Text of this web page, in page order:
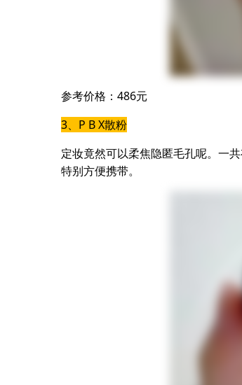
参考价格：486元
3、P B X散粉
定妆竟然可以柔焦隐匿毛孔呢。一
特别方便携带。